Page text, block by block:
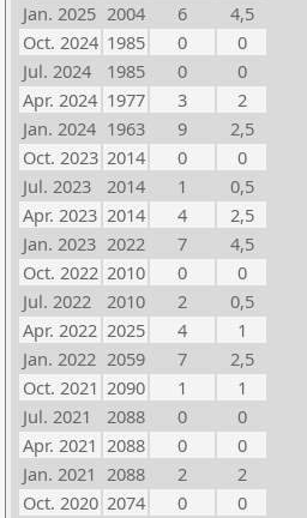
Jan. 2025 2004 6
4,5
Oct. 2024 1985 0
0
Jul. 2024
1985 0
0
Apr. 2024 1977 3
2
Jan. 2024 1963 9
2,5
Oct. 2023 2014 0
0
Jul. 2023
2014 1
0,5
Apr. 2023 2014 4
2,5
Jan. 2023 2022 7
4,5
Oct. 2022 2010 0
0
Jul. 2022
2010 2
0,5
Apr. 2022 2025 4
1
Jan. 2022 2059 7
2,5
Oct. 2021 2090 1
1
Jul. 2021
2088 0
0
Apr. 2021 2088 0
0
Jan. 2021 2088 2
2
Oct. 2020 2074 0
0